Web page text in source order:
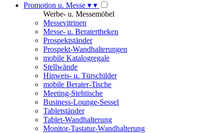
Promotion u. Messe ▾ ▾
Werbe- u. Messemöbel
Messevitrinen
Messe- u. Beratertheken
Prospektständer
Prospekt-Wandhalterungen
mobile Katalogregale
Stellwände
Hinweis- u. Türschilder
mobile Berater-Tische
Meeting-Stehtische
Business-Lounge-Sessel
Tabletständer
Tablet-Wandhalterung
Monitor-Tastatur-Wandhalterung